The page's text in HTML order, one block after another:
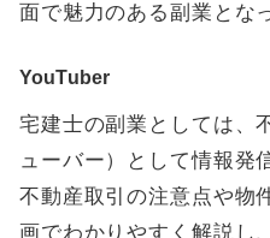
面で魅力のある副業とな
YouTuber
宅建士の副業としては、
ューバー）として情報発
不動産取引の注意点や物
画でわかりやすく解説し